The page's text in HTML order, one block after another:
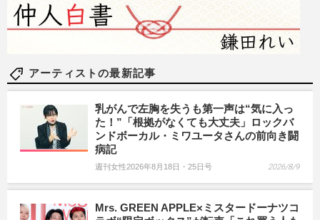
アーティストの最新記事
乳がんで左胸を失うも第一声は“気に入っ
た！”「根拠がなくても大丈夫」ロックバ
ンドボーカル・ミワユータさんの前向き闘
病記
週刊女性2026年8月18日・25日号 2026/8/9
Mrs. GREEN APPLE×ミスタードーナツコ